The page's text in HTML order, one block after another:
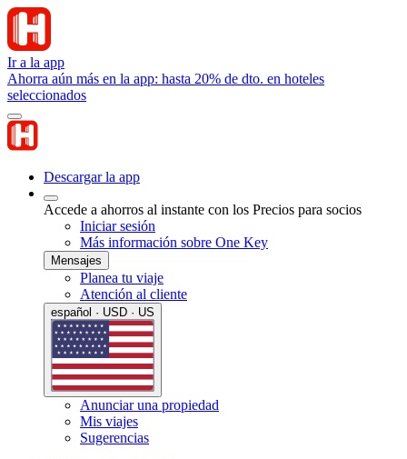
Ir a la app
Ahorra aún más en la app: hasta 20% de dto. en hoteles
seleccionados
Descargar la app
Accede a ahorros al instante con los Precios para socios
Iniciar sesión
Más información sobre One Key
Mensajes
Planea tu viaje
Atención al cliente
español · USD · US
Anunciar una propiedad
Mis viajes
Sugerencias